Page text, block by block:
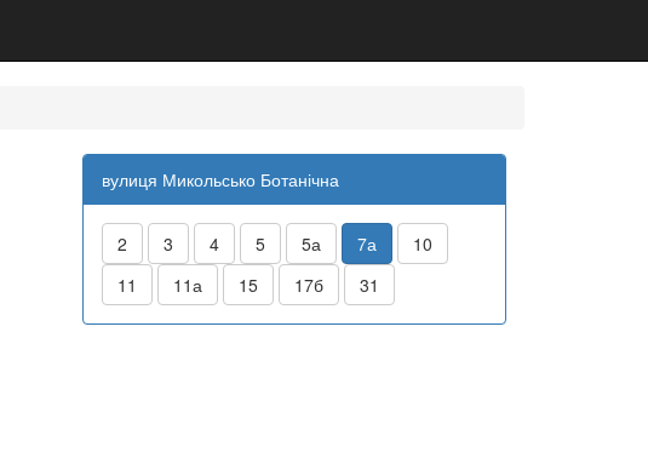
вулиця Микольсько Ботанічна
2 3 4 5 5а 7а
10
11
11а 15 17б 31